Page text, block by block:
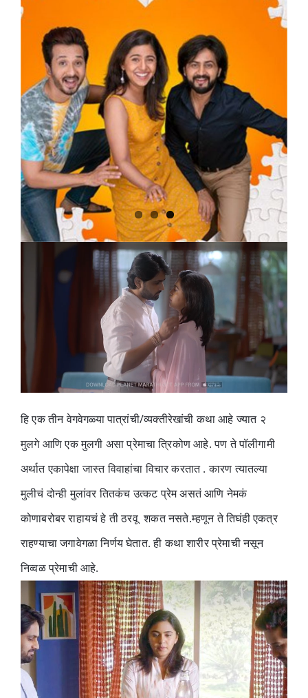
हि एक तीन वेगवेगळ्या पात्रांची/व्यक्तीरेखांची कथा आहे ज्यात २
मुलगे आणि एक मुलगी असा प्रेमाचा त्रिकोण आहे. पण ते पॉलीगामी
अर्थात एकापेक्षा जास्त विवाहांचा विचार करतात . कारण त्यातल्या
मुलीचं दोन्ही मुलांवर तितकंच उत्कट प्रेम असतं आणि नेमकं
कोणाबरोबर राहायचं हे ती ठरवू शकत नसते.म्हणून ते तिघंही एकत्र
राहण्याचा जगावेगळा निर्णय घेतात. ही कथा शारीर प्रेमाची नसून
निव्वळ प्रेमाची आहे.